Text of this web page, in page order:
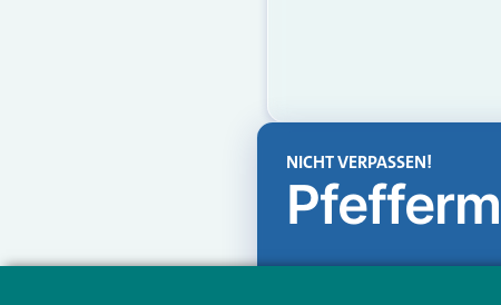
NICHT VERPASSEN!